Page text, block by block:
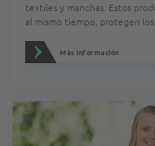
textiles y manchas. Estos
al mismo tiempo, protegen
Más información